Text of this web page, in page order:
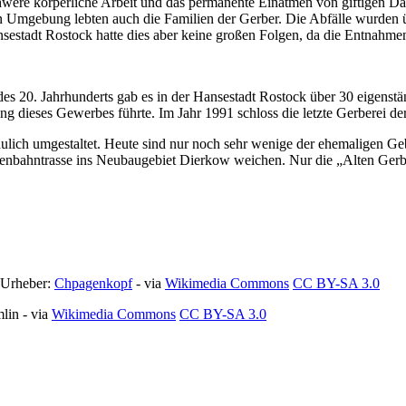
Umgebung lebten auch die Familien der Gerber. Die Abfälle
Rostock hatte dies aber keine großen Folgen, da die
Jahrhunderts gab es in der Hansestadt Rostock über 30
Gewerbes führte. Im Jahr 1991 schloss die letzte Gerberei
umgestaltet. Heute sind nur noch sehr wenige der ehemaligen
ins Neubaugebiet Dierkow weichen. Nur die „Alten
Chpagenkopf- via Wikimedia Commons CC BY-SA 3.0
- via Wikimedia Commons CC BY-SA 3.0